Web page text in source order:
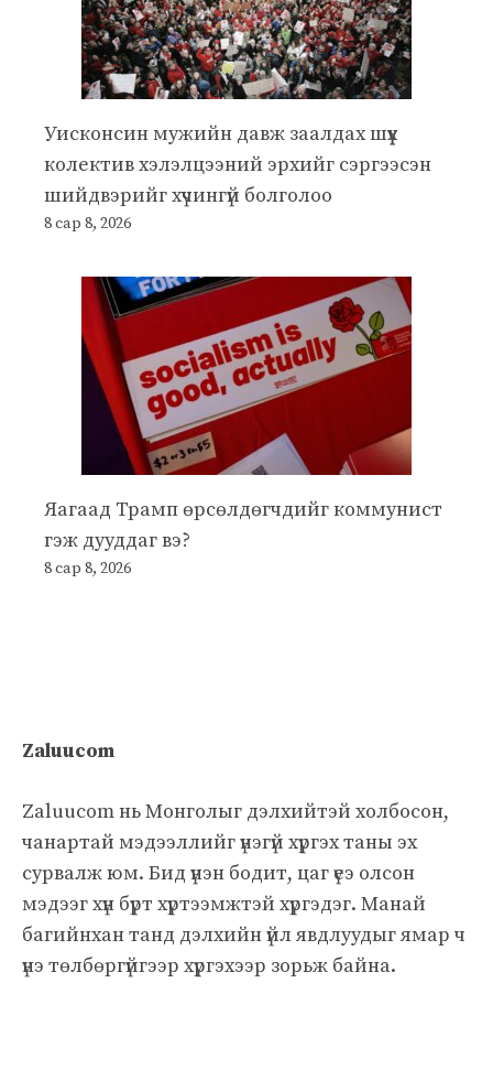
Уисконсин мужийн давж заалдах шүүх
колектив хэлэлцээний эрхийг сэргээсэн
шийдвэрийг хүчингүй болголоо
8 сар 8, 2026
Яагаад Трамп өрсөлдөгчдийг коммунист
гэж дууддаг вэ?
8 сар 8, 2026
Zaluucom
Zaluucom нь Монголыг дэлхийтэй холбосон,
чанартай мэдээллийг үнэгүй хүргэх таны эх
сурвалж юм. Бид үнэн бодит, цаг үеэ олсон
мэдээг хүн бүрт хүртээмжтэй хүргэдэг. Манай
багийнхан танд дэлхийн үйл явдлуудыг ямар ч
үнэ төлбөргүйгээр хүргэхээр зорьж байна.